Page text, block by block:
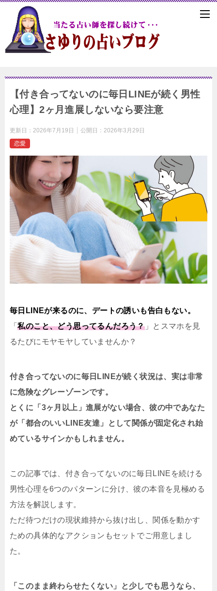
【付き合ってないのに毎日LINEが続く男性
心理】2ヶ月進展しないなら要注意
更新日： 2026年7月19日 公開日： 2026年3月29日
恋愛
毎日LINEが来るのに、デートの誘いも告白もない。
「私のこと、どう思ってるんだろう？」とスマホを見
るたびにモヤモヤしていませんか？
付き合ってないのに毎日LINEが続く状況は、実は非常
に危険なグレーゾーンです。
とくに「3ヶ月以上」進展がない場合、彼の中であなた
が「都合のいいLINE友達」として関係が固定化され始
めているサインかもしれません。
この記事では、付き合ってないのに毎日LINEを続ける
男性心理を6つのパターンに分け、彼の本音を見極める
方法を解説します。
ただ待つだけの現状維持から抜け出し、関係を動かす
ための具体的なアクションもセットでご用意しまし
た。
「このまま終わらせたくない」と少しでも思うなら、